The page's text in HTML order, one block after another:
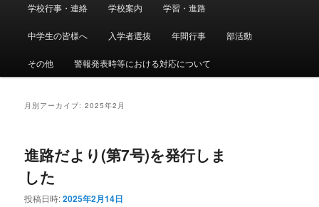
ュ
メ
イ
ン
コ
テ
ン
サ
ブ
コ
ン
ン
ツ
学校行事・連絡 学校案内 学習・進路
中学生の皆様へ 入学者選抜 年間行事 部活動
その他 警報発表時等における対応について
月別アーカイブ:2025年2月
進路だより(第7号)を発行しま
した
投稿日時:2025年2月14日